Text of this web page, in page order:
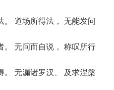
道场所得法， 无能发问
无问而自说， 称叹所行
无漏诸罗汉、 及求涅槃